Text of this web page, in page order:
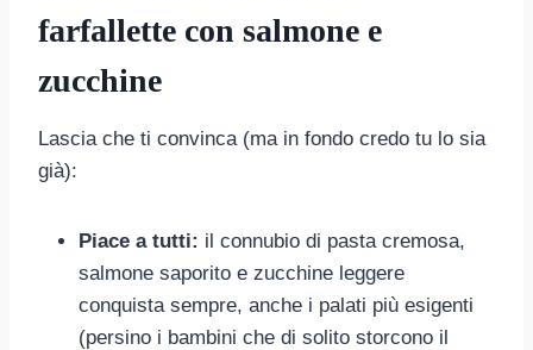
farfallette con salmone e
zucchine
Lascia che ti convinca (ma in fondo credo tu lo sia
già):
Piace a tutti: il connubio di pasta cremosa,
salmone saporito e zucchine leggere
conquista sempre, anche i palati più esigenti
(persino i bambini che di solito storcono il